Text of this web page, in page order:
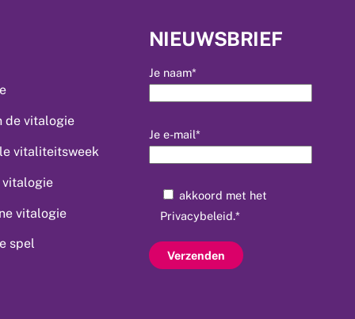
de vitalogie
vitaliteitsweek
vitalogie
vitalogie
spel
NIEUWSBRIEF
Je naam*
Je e-mail*
akkoord met het
Privacybeleid.*